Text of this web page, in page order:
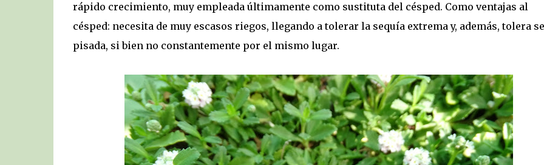
rápido crecimiento, muy empleada últimamente como sustituta del césped. Como ventajas al
césped: necesita de muy escasos riegos, llegando a tolerar la sequía extrema y, además, tolera
pisada, si bien no constantemente por el mismo lugar.